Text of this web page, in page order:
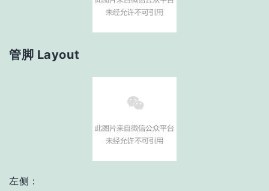
管脚 Layout
左侧：